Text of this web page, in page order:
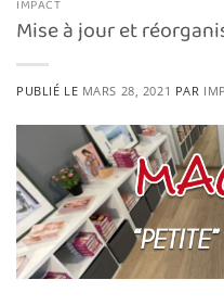
IMPACT
Mise à jour et
PUBLIÉ LE MARS 28, 2021 PAR